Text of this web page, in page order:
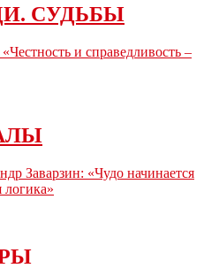
СУДЬБЫ
и справедливость –
Заварзин: «Чудо начинается
логика»